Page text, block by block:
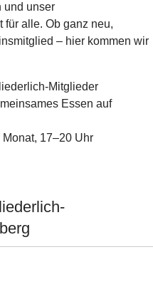
und unser
für alle. Ob ganz neu,
– hier kommen wir
Mitglieder
Essen auf
17–20 Uhr